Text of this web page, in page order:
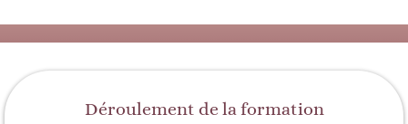
Déroulement de la formation